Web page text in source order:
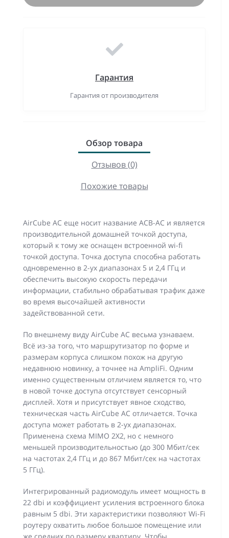
Гарантия
Гарантия от производителя
Обзор товара
Отзывов (0)
Похожие товары
AirCube AC еще носит название ACB-AC и является
производительной домашней точкой доступа,
который к тому же оснащен встроенной wi-fi
точкой доступа. Точка доступа способна работать
одновременно в 2-ух диапазонах 5 и 2,4 ГГц и
обеспечить высокую скорость передачи
информации, стабильно обрабатывая трафик даже
во время высочайшей активности
задействованной сети.
По внешнему виду AirCube AC весьма узнаваем.
Всё из-за того, что маршрутизатор по форме и
размерам корпуса слишком похож на другую
недавнюю новинку, а точнее на AmpliFi. Одним
именно существенным отличием является то, что
в новой точке доступа отсутствует сенсорный
дисплей. Хотя и присутствует явное сходство,
техническая часть AirCube AC отличается. Точка
доступа может работать в 2-ух диапазонах.
Применена схема MIMO 2X2, но с немного
меньшей производительностью (до 300 Мбит/сек
на частотах 2,4 ГГц и до 867 Мбит/сек на частотах
5 ГГц).
Интегрированный радиомодуль имеет мощность в
22 dbi и коэффициент усиления встроенного блока
равным 5 dbi. Эти характеристики позволяют Wi-Fi
роутеру охватить любое большое помещение или